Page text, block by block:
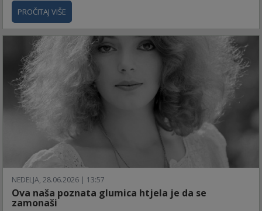
PROČITAJ VIŠE
NEDELJA, 28.06.2026 | 13:57
Ova naša poznata glumica htjela je da se
zamonaši